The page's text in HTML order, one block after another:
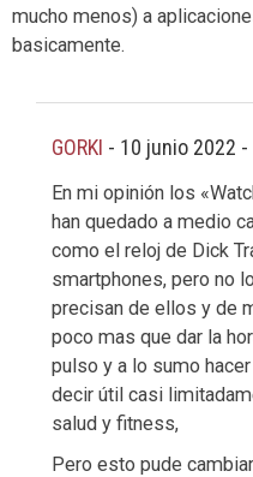
mucho menos) a
basicamente.
GORKI - 10 junio 2022 -
En mi opinión los
han quedado a medio
como el reloj de Dick
smartphones, pero no
precisan de ellos y de
poco mas que dar la
pulso y a lo sumo
decir útil casi
salud y fitness,
Pero esto pude